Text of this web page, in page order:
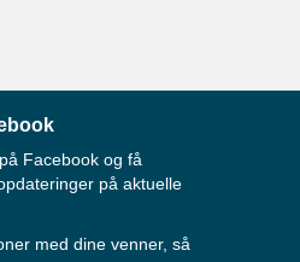
Facebook og få
på aktuelle
med dine venner, så